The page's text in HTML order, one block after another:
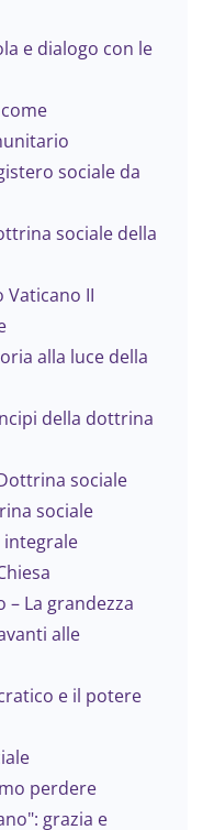
e dialogo con le
sociale da
sociale della
Vaticano II
alla luce della
della dottrina
sociale
sociale
integrale
– La grandezza
alle
e il potere
perdere
grazia e